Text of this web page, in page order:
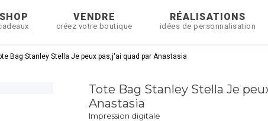
VENDRE
créez votre boutique
RÉALISATIONS
idées de personnalisation
Bag Stanley Stella Je peux pas,j'ai quad par Anastasia
Tote Bag Stanley Stella Je
Anastasia
Impression digitale